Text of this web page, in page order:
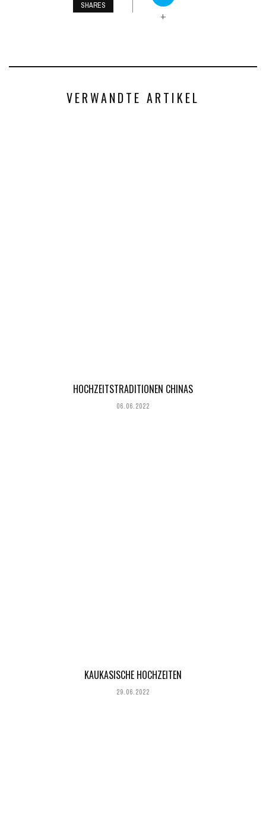
SHARES
+
VERWANDTE ARTIKEL
HOCHZEITSTRADITIONEN CHINAS
06.06.2022
KAUKASISCHE HOCHZEITEN
29.06.2022